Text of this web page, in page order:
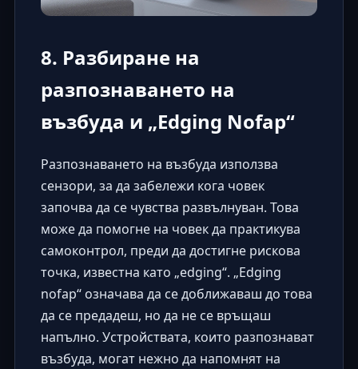
8. Разбиране на
разпознаването на
възбуда и „Edging Nofap“
Разпознаването на възбуда използва
сензори, за да забележи кога човек
започва да се чувства развълнуван. Това
може да помогне на човек да практикува
самоконтрол, преди да достигне рискова
точка, известна като „edging“. „Edging
nofap“ означава да се доближаваш до това
да се предадеш, но да не се връщаш
напълно. Устройствата, които разпознават
възбуда, могат нежно да напомнят на